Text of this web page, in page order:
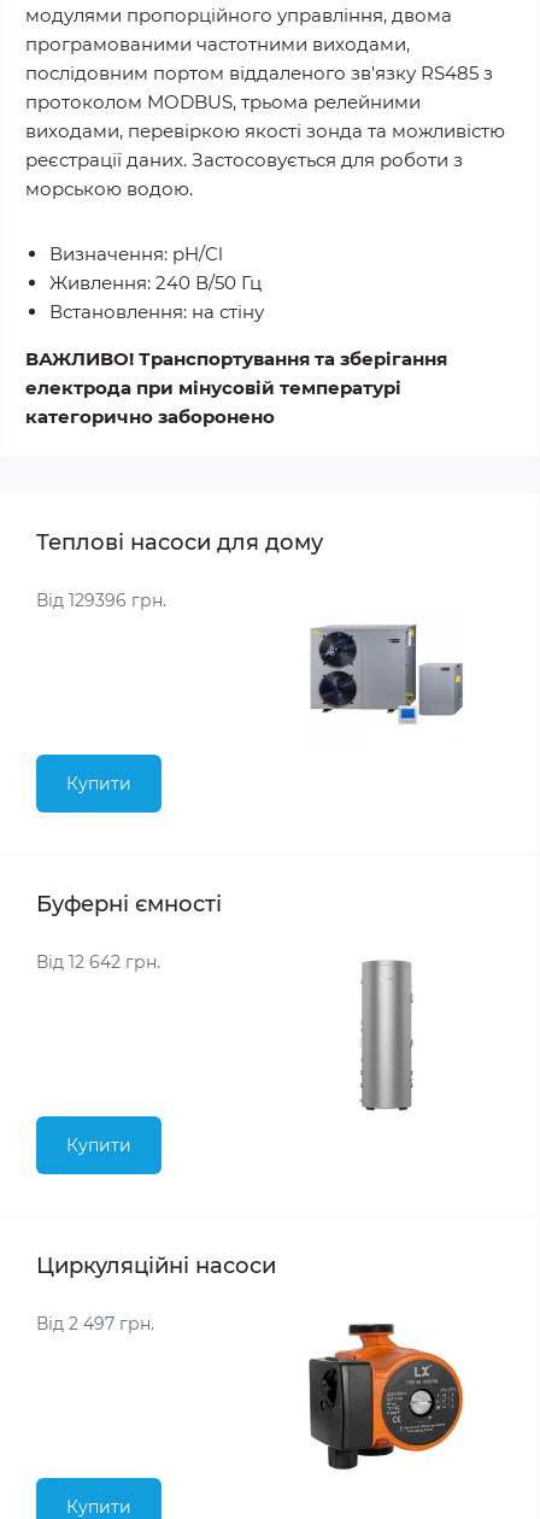
модулями пропорційного управління, двома
програмованими частотними виходами,
послідовним портом віддаленого зв'язку RS485 з
протоколом MODBUS, трьома релейними
виходами, перевіркою якості зонда та можливістю
реєстрації даних. Застосовується для роботи з
морською водою.
Визначення: pH/Cl
Живлення: 240 В/50 Гц
Встановлення: на стіну
ВАЖЛИВО! Транспортування та зберігання
електрода при мінусовій температурі
категорично заборонено
Теплові насоси для дому
Від 129396 грн.
Купити
Буферні ємності
Від 12 642 грн.
Купити
Циркуляційні насоси
Від 2 497 грн.
Купити